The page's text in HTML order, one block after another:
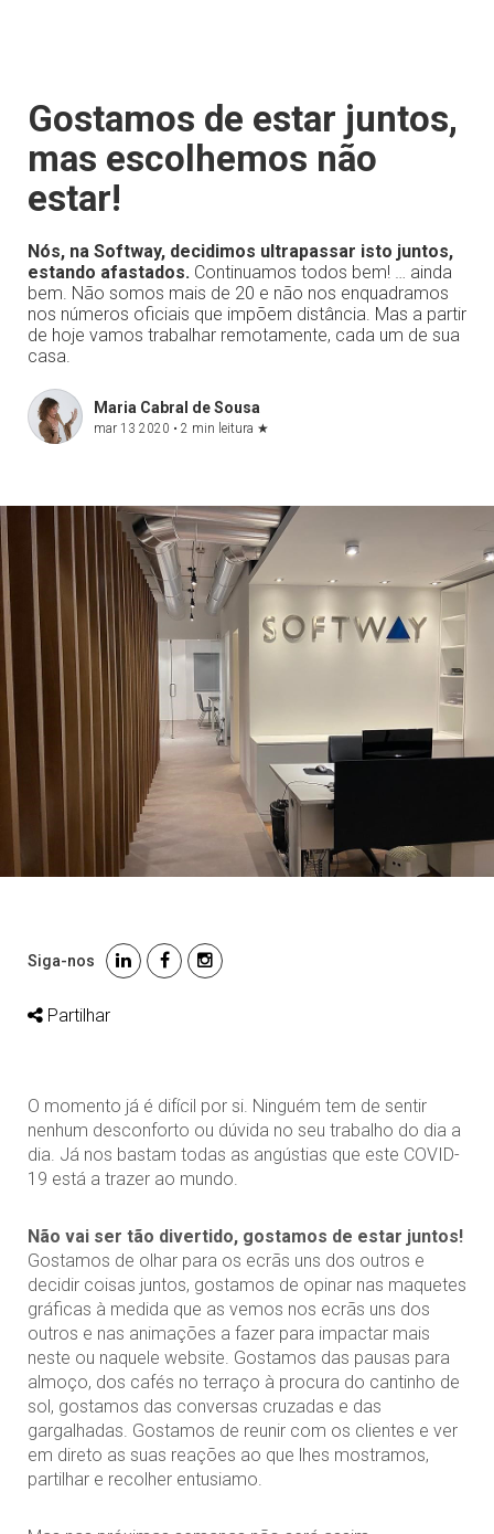
Gostamos de estar juntos,
mas escolhemos não
estar!
Nós, na Softway, decidimos ultrapassar isto juntos,
estando afastados. Continuamos todos bem! … ainda
bem. Não somos mais de 20 e não nos enquadramos
nos números oficiais que impõem distância. Mas a partir
de hoje vamos trabalhar remotamente, cada um de sua
casa.
Maria Cabral de Sousa
mar 13 2020 • 2 min leitura ★
Siga-nos
Partilhar
O momento já é difícil por si. Ninguém tem de sentir
nenhum desconforto ou dúvida no seu trabalho do dia a
dia. Já nos bastam todas as angústias que este COVID-
19 está a trazer ao mundo.
Não vai ser tão divertido, gostamos de estar juntos!
Gostamos de olhar para os ecrãs uns dos outros e
decidir coisas juntos, gostamos de opinar nas maquetes
gráficas à medida que as vemos nos ecrãs uns dos
outros e nas animações a fazer para impactar mais
neste ou naquele website. Gostamos das pausas para
almoço, dos cafés no terraço à procura do cantinho de
sol, gostamos das conversas cruzadas e das
gargalhadas. Gostamos de reunir com os clientes e ver
em direto as suas reações ao que lhes mostramos,
partilhar e recolher entusiamo.